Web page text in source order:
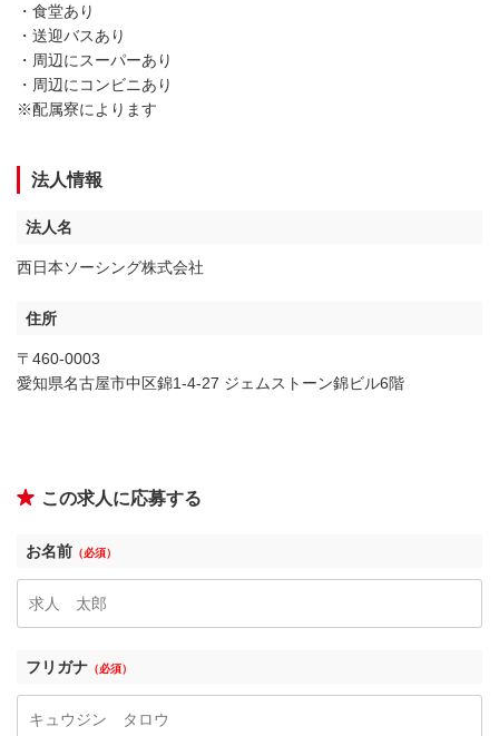
・食堂あり
・送迎バスあり
・周辺にスーパーあり
・周辺にコンビニあり
※配属寮によります
法人情報
法人名
西日本ソーシング株式会社
住所
〒460-0003
愛知県名古屋市中区錦1-4-27 ジェムストーン錦ビル6階
この求人に応募する
お名前 （必須）
フリガナ （必須）